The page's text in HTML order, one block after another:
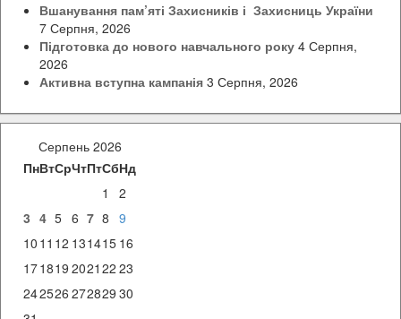
Вшанування пам’яті Захисників і Захисниць України
7 Серпня, 2026
Підготовка до нового навчального року 4 Серпня,
2026
Активна вступна кампанія 3 Серпня, 2026
Серпень 2026
ПнВтСрЧтПтСбНд
1
2
3 4 5 6 7 8 9
10 11 12 131415 16
171819 2021 22 23
242526 272829 30